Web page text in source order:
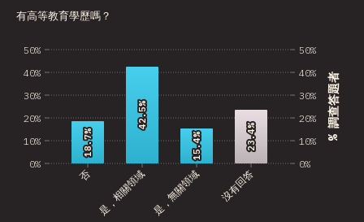
GIB
Tajikistan
Trinidad and Tobago
New Caledonia
Azerbaijan
有高等教育學歷嗎？
0%
10%
20%
30%
40%
50%
% 調查答題者
否 是，相關領域 是，無關領域 沒有回答
0%
10%
20%
30%
40%
50%
18.7%
18.7%
42.5%
42.5%
15.4%
15.4% 23.4%
23.4%